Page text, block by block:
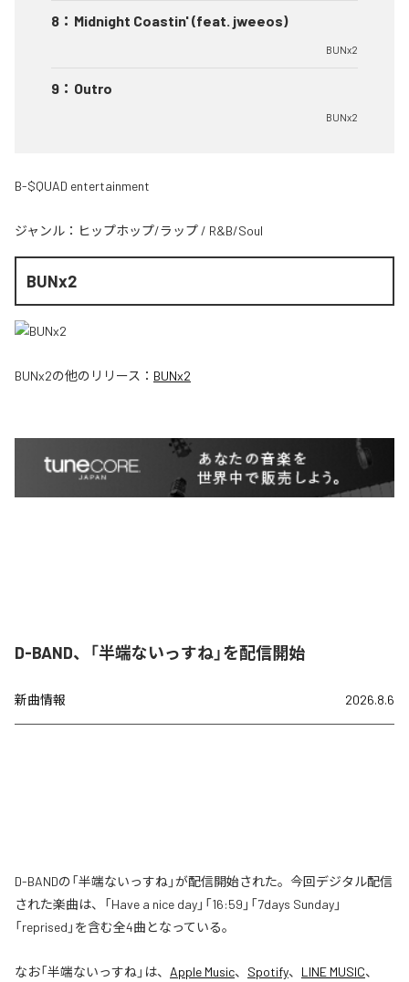
8 ： Midnight Coastin' (feat. jweeos)
BUNx2
9 ： Outro
BUNx2
B-$QUAD entertainment
ジャンル： ヒップホップ/ラップ / R&B/Soul
BUNx2
BUNx2の他のリリース： BUNx2
D-BAND、「半端ないっすね」を配信開始
新曲情報 2026.8.6
D-BANDの「半端ないっすね」が配信開始された。今回デジタル配信
された楽曲は、「Have a nice day」「16:59」「7days Sunday」
「reprised」を含む全4曲となっている。
なお「半端ないっすね」は、 Apple Music、 Spotify、 LINE MUSIC、